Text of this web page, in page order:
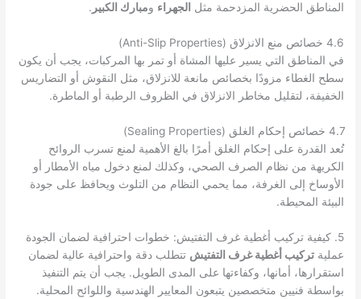
المناطق الحضرية المزدحمة مثل الجهراء ومبارك الكبير .
4.6 خصائص منع الانزلاق (Anti-Slip Properties)
في المناطق التي يسير عليها المشاة أو تمر بها المركبات، يجب أن يكون
سطح الغطاء مزودًا بخصائص مانعة للانزلاق، مثل النقوش أو التضاريس
الخفيفة، لتقليل مخاطر الانزلاق في الظروف الرطبة أو الماطرة.
4.7 خصائص إحكام الغلق (Sealing Properties)
تُعد القدرة على إحكام الغلق أمرًا بالغ الأهمية لمنع تسرب الروائح
الكريهة من نظام الصرف الصحي، وكذلك لمنع دخول مياه الأمطار أو
الأوساخ إلى الغرفة، مما يحمي النظام من التلوث ويحافظ على جودة
البيئة المحيطة.
5. كيفية تركيب أغطية غرف التفتيش: خطوات احترافية لضمان الجودة
عمليةتركيب أغطية غرف التفتيش تتطلب دقة واحترافية عالية لضمان
استقرارها، أمانها، وكفاءتها على المدى الطويل. يجب أن يتم التنفيذ
بواسطة فنيين متخصصين يتبعون المعايير الهندسية واللوائح المحلية.